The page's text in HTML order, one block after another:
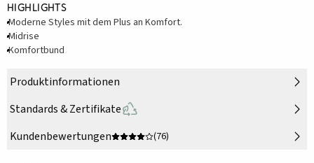
Highlights
Moderne Styles mit dem Plus an Komfort.
Midrise
Komfortbund
Produktinformationen
Standards & Zertifikate
Kundenbewertungen
(76)